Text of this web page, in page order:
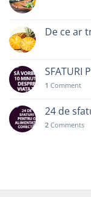
De ce ar
SFATURI
1 Comment
24 de
2 Comments